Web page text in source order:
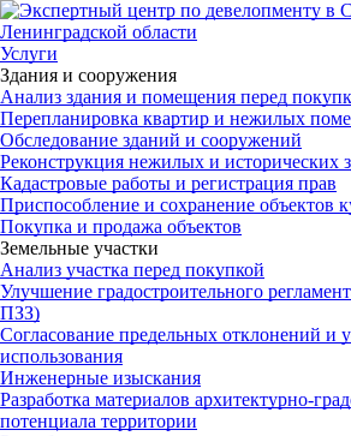
Услуги
Здания и сооружения
Анализ здания и помещения перед
Перепланировка квартир и нежилых
Обследование зданий и сооружений
Реконструкция нежилых и исторических
Кадастровые работы и регистрация прав
Приспособление и сохранение объектов
Покупка и продажа объектов
Земельные участки
Анализ участка перед покупкой
Улучшение градостроительного
ПЗЗ)
Согласование предельных отклонений и
использования
Инженерные изыскания
Разработка материалов архитектурно-
потенциала территории